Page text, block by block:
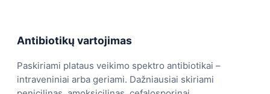
Antibiotikų vartojimas
Paskiriami plataus veikimo spektro antibiotikai –
intraveniniai arba geriami. Dažniausiai skiriami